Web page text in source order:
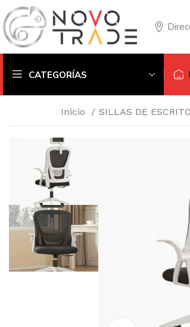
CATEGORÍAS
Inicio SILLAS DE